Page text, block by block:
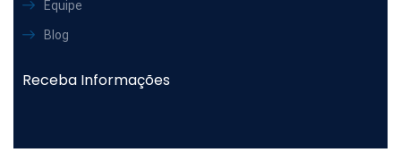
Equipe
Blog
Receba Informações